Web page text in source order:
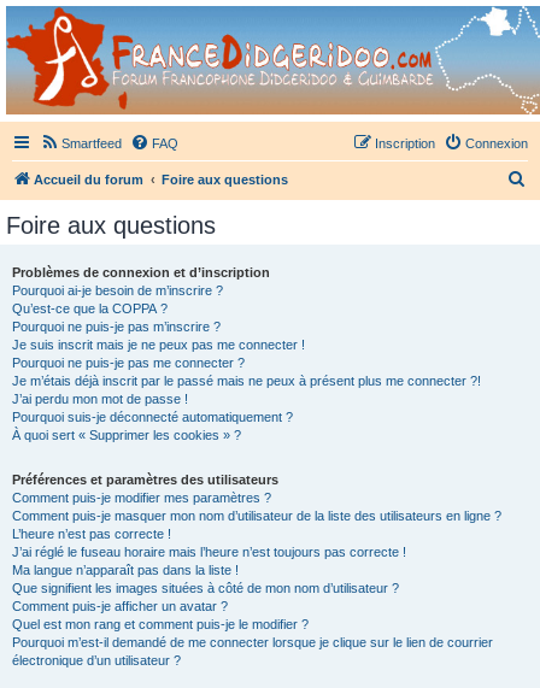
France Didgeridoo
Didgeridoo et Guimbarde sur France Didgeridoo - retrouvez la communauté.
Smartfeed FAQ Connexion
Inscription
Accueil du forum Foire aux questions
Foire aux questions
Problèmes de connexion et d’inscription
Pourquoi ai-je besoin de m’inscrire ?
Qu’est-ce que la COPPA ?
Pourquoi ne puis-je pas m’inscrire ?
Je suis inscrit mais je ne peux pas me connecter !
Pourquoi ne puis-je pas me connecter ?
Je m’étais déjà inscrit par le passé mais ne peux à présent plus me connecter ?!
J’ai perdu mon mot de passe !
Pourquoi suis-je déconnecté automatiquement ?
À quoi sert « Supprimer les cookies » ?
Préférences et paramètres des utilisateurs
Comment puis-je modifier mes paramètres ?
Comment puis-je masquer mon nom d’utilisateur de la liste des utilisateurs en ligne ?
L’heure n’est pas correcte !
J’ai réglé le fuseau horaire mais l’heure n’est toujours pas correcte !
Ma langue n’apparaît pas dans la liste !
Que signifient les images situées à côté de mon nom d’utilisateur ?
Comment puis-je afficher un avatar ?
Quel est mon rang et comment puis-je le modifier ?
Pourquoi m’est-il demandé de me connecter lorsque je clique sur le lien de courrier
électronique d’un utilisateur ?